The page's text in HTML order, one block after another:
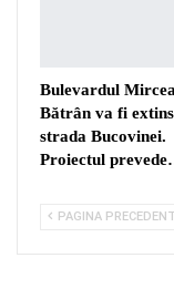
Bulevardul
Bătrân va fi
strada Bucovinei.
Proiectul
PAGINA